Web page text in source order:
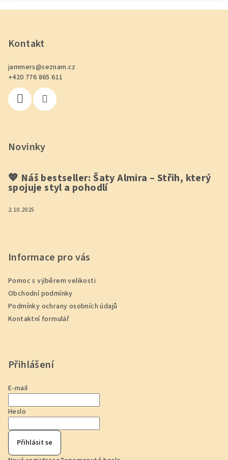
Kontakt
jammers@seznam.cz
+420 776 865 611
Novinky
💖 Náš bestseller: Šaty Almira – Střih, který
spojuje styl a pohodlí
2.10.2025
Informace pro vás
Pomoc s výběrem velikosti
Obchodní podmínky
Podmínky ochrany osobních údajů
Kontaktní formulář
Přihlášení
E-mail
Heslo
Přihlásit se